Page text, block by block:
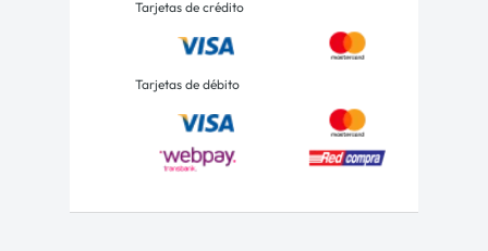
Tarjetas de crédito
Tarjetas de débito